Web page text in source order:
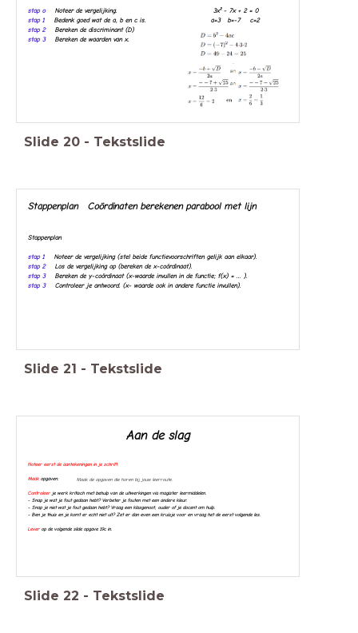
stap o Noteer de vergelijking. 3x² - 7x + 2 = 0
stap 1Bedenk goed wat de a, b en c is. a=3 b=-7 c=2
stap 2Bereken de discriminant (D)
stap 3Bereken de waarden van x.
Slide 20 - Tekstslide
Stappenplan Coördinaten berekenen parabool met lijn
Stappenplan
stap 1 Noteer de vergelijking (stel beide functievoorschriften gelijk aan elkaar).
stap 2Los de vergelijking op (bereken de x-coördinaat).
stap 3Bereken de y-coördinaat (x-waarde invullen in de functie; f(x) = ... ).
stap 3Controleer je antwoord. (x- waarde ook in andere functie invullen).
Slide 21 - Tekstslide
Aan de slag
Noteer eerst de aantekeningen in je schrift.
Maak opgaven:
Controleerje werk kritisch met behulp van de uitwerkingen via magister leermiddelen.
- Snap je wat je fout gedaan hebt? Verbeter je fouten met een andere kleur.
- Snap je niet wat je fout gedaan hebt? Vraag een klasgenoot, ouder of je docent om hulp.
- Ben je thuis en je komt er echt niet uit? Zet er dan even een kruisje voor en vraag het de eerst volgende les.
Leverop de volgende slide opgave 19c in.
Maak de opgaven die horen bij jouw leerroute.
Slide 22 - Tekstslide